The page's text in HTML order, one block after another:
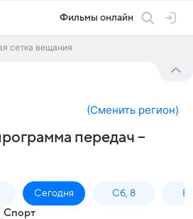
Фильмы онлайн
сетка вещания
(Сменить регион)
передач –
Сегодня Сб, 8
Спорт